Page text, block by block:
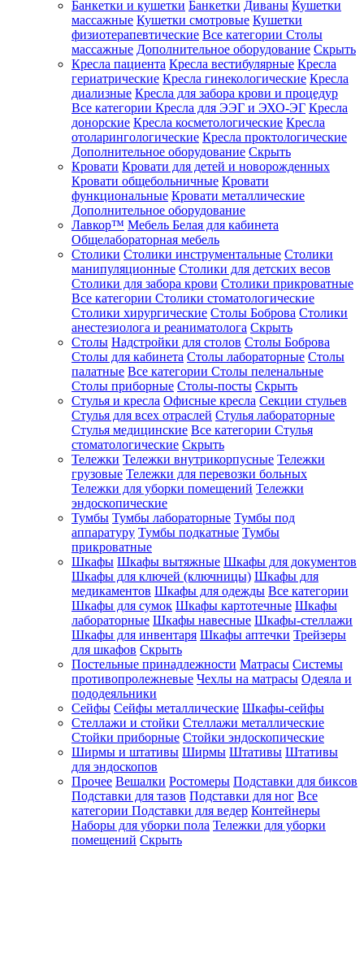
Банкетки и кушетки Банкетки Диваны Кушетки
массажные Кушетки смотровые Кушетки
физиотерапевтические Все категории Столы
массажные Дополнительное оборудование Скрыть
Кресла пациента Кресла вестибулярные Кресла
гериатрические Кресла гинекологические Кресла
диализные Кресла для забора крови и процедур
Все категории Кресла для ЭЭГ и ЭХО-ЭГ Кресла
донорские Кресла косметологические Кресла
отоларингологические Кресла проктологические
Дополнительное оборудование Скрыть
Кровати Кровати для детей и новорожденных
Кровати общебольничные Кровати
функциональные Кровати металлические
Дополнительное оборудование
Лавкор™ Мебель Белая для кабинета
Общелабораторная мебель
Столики Столики инструментальные Столики
манипуляционные Столики для детских весов
Столики для забора крови Столики прикроватные
Все категории Столики стоматологические
Столики хирургические Столы Боброва Столики
анестезиолога и реаниматолога Скрыть
Столы Надстройки для столов Столы Боброва
Столы для кабинета Столы лабораторные Столы
палатные Все категории Столы пеленальные
Столы приборные Столы-посты Скрыть
Стулья и кресла Офисные кресла Секции стульев
Стулья для всех отраслей Стулья лабораторные
Стулья медицинские Все категории Стулья
стоматологические Скрыть
Тележки Тележки внутрикорпусные Тележки
грузовые Тележки для перевозки больных
Тележки для уборки помещений Тележки
эндоскопические
Тумбы Тумбы лабораторные Тумбы под
аппаратуру Тумбы подкатные Тумбы
прикроватные
Шкафы Шкафы вытяжные Шкафы для документов
Шкафы для ключей (ключницы) Шкафы для
медикаментов Шкафы для одежды Все категории
Шкафы для сумок Шкафы картотечные Шкафы
лабораторные Шкафы навесные Шкафы-стеллажи
Шкафы для инвентаря Шкафы аптечки Трейзеры
для шкафов Скрыть
Постельные принадлежности Матрасы Системы
противопролежневые Чехлы на матрасы Одеяла и
пододеяльники
Сейфы Сейфы металлические Шкафы-сейфы
Стеллажи и стойки Стеллажи металлические
Стойки приборные Стойки эндоскопические
Ширмы и штативы Ширмы Штативы Штативы
для эндоскопов
Прочее Вешалки Ростомеры Подставки для биксов
Подставки для тазов Подставки для ног Все
категории Подставки для ведер Контейнеры
Наборы для уборки пола Тележки для уборки
помещений Скрыть